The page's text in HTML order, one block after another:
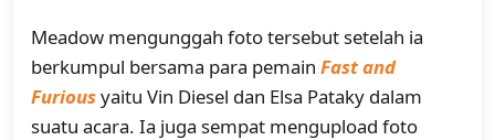
Meadow mengunggah foto tersebut setelah ia
berkumpul bersama para pemain Fast and
Furiousyaitu Vin Diesel dan Elsa Pataky dalam
suatu acara. Ia juga sempat mengupload foto